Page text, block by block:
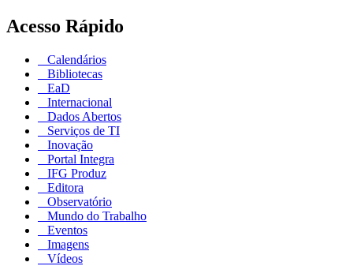
Acesso Rápido
Calendários
Bibliotecas
EaD
Internacional
Dados Abertos
Serviços de TI
Inovação
Portal Integra
IFG Produz
Editora
Observatório
Mundo do Trabalho
Eventos
Imagens
Vídeos